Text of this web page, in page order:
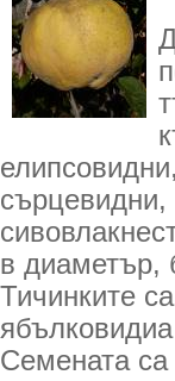
сърцевидни,
в диаметър,
Тичинките
Семената са